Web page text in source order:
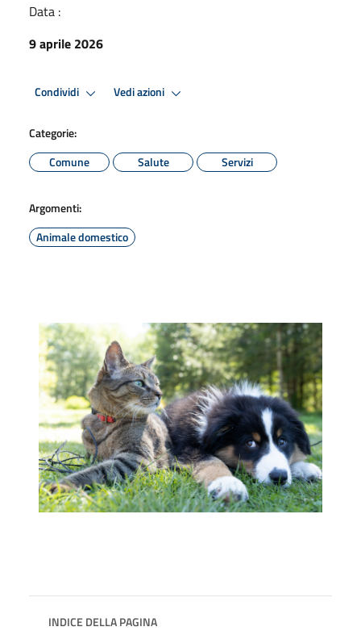
Data :
9 aprile 2026
Condividi Vedi azioni
Categorie:
Comune
Salute Servizi
Argomenti:
Animale domestico
INDICE DELLA PAGINA